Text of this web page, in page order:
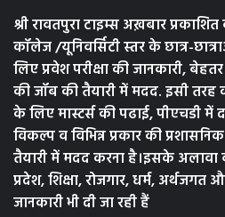
श्री रावतपुरा टाइम्स अख़बार
कॉलेज /यूनिवर्सिटी स्तर के छात्र-
लिए प्रवेश परीक्षा की जानकारी,
की जॉब की तैयारी में मदद. इसी तरह
के लिए मास्टर्स की पढाई, पीएचडी में
विकल्प व विभिन्न प्रकार की
तैयारी में मदद करना है।इसके अलावा
प्रदेश, शिक्षा, रोजगार, धर्म,
जानकारी भी दी जा रही हैं